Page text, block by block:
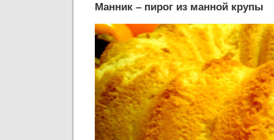
Манник – пирог из манной крупы